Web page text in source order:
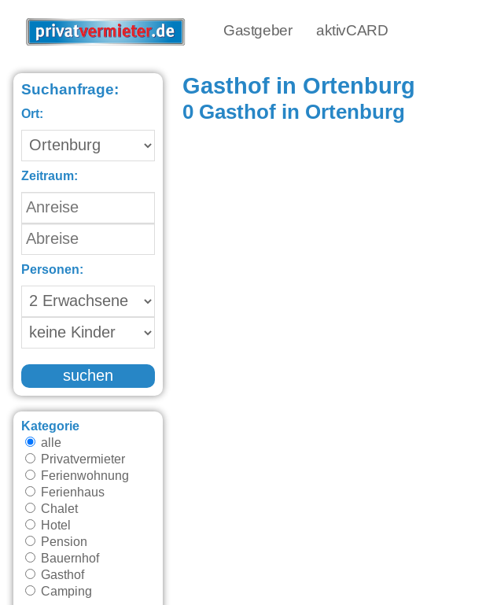
Gastgeber aktivCARD
Suchanfrage:
Ort:
Zeitraum:
Personen:
suchen
Kategorie
alle
Privatvermieter
Ferienwohnung
Ferienhaus
Chalet
Hotel
Pension
Bauernhof
Gasthof
Camping
Gasthof in Ortenburg
0 Gasthof in Ortenburg